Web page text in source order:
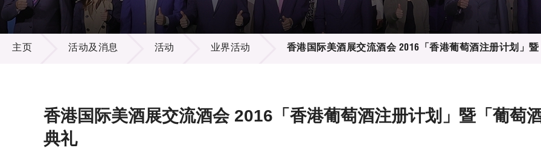
招标通告
征求研发项目计划书
项目资料库
资讯中心
多媒体
出版刊物
活动及消息
主页 活动及消息 活动 业界活动 香港国际美酒展交流酒会 2016「香港葡萄酒注册计划」
香港国际美酒展交流酒会 2016「香港葡萄酒注册计划」暨「葡萄
典礼